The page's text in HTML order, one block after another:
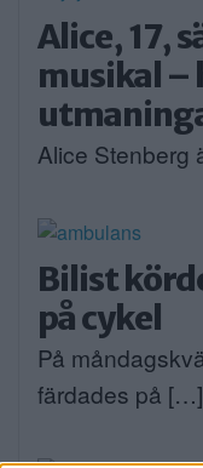
Alice, 17,
musikal –
Alice Stenberg
Bilist
på cykel
På
färdades på […]